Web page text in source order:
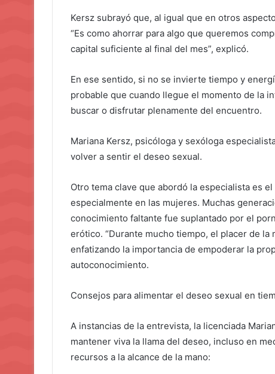
Kersz subrayó que, al igual que en otros
“Es como ahorrar para algo que queremos
capital suficiente al final del mes”, explicó.
En ese sentido, si no se invierte tiempo y
probable que cuando llegue el momento de la
buscar o disfrutar plenamente del encuentro.
Mariana Kersz, psicóloga y sexóloga
volver a sentir el deseo sexual.
Otro tema clave que abordó la especialista es
especialmente en las mujeres. Muchas
conocimiento faltante fue suplantado por el
erótico. “Durante mucho tiempo, el placer de la
enfatizando la importancia de empoderar la
autoconocimiento.
Consejos para alimentar el deseo sexual en
A instancias de la entrevista, la licenciada
mantener viva la llama del deseo, incluso en
recursos a la alcance de la mano: